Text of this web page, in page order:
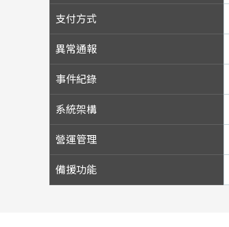
支付方式
異常通報
事件紀錄
系統架構
營運管理
備援功能